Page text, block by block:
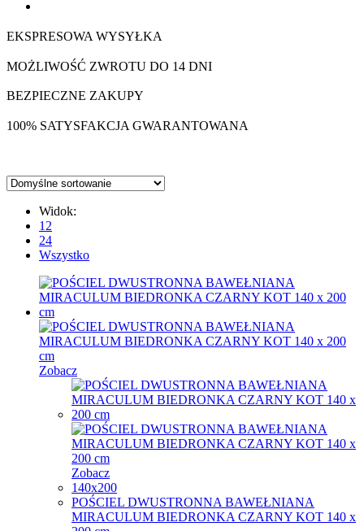
EKSPRESOWA WYSYŁKA
MOŻLIWOŚĆ ZWROTU DO 14 DNI
BEZPIECZNE ZAKUPY
100% SATYSFAKCJA GWARANTOWANA
Widok:
12
24
Wszystko
Zobacz
Zobacz
140x200
POŚCIEL DWUSTRONNA BAWEŁNIANA
MIRACULUM BIEDRONKA CZARNY KOT 140 x